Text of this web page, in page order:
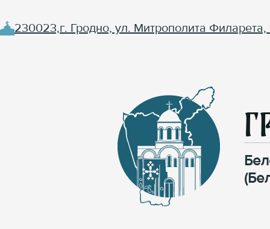
230023,г. Гродно, ул. Митрополита Филарета,